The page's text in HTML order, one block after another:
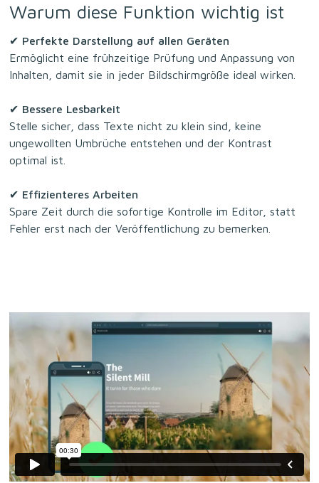
Warum diese Funktion wichtig ist
✔ Perfekte Darstellung auf allen Geräten
Ermöglicht eine frühzeitige Prüfung und Anpassung von
Inhalten, damit sie in jeder Bildschirmgröße ideal wirken.
✔ Bessere Lesbarkeit
Stelle sicher, dass Texte nicht zu klein sind, keine
ungewollten Umbrüche entstehen und der Kontrast
optimal ist.
✔ Effizienteres Arbeiten
Spare Zeit durch die sofortige Kontrolle im Editor, statt
Fehler erst nach der Veröffentlichung zu bemerken.